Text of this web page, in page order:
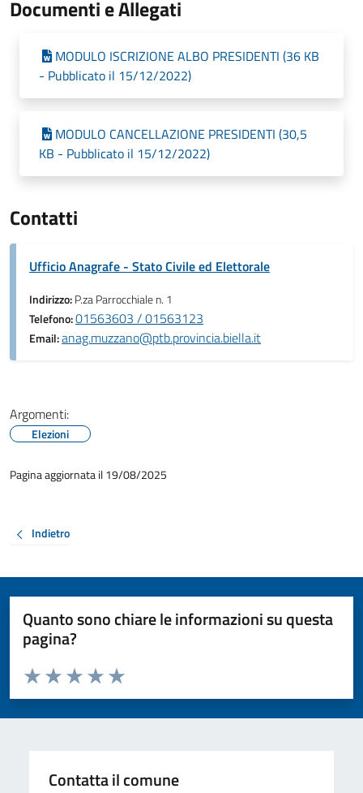
Documenti e Allegati
MODULO ISCRIZIONE ALBO PRESIDENTI (36 KB
- Pubblicato il 15/12/2022)
MODULO CANCELLAZIONE PRESIDENTI (30,5
KB - Pubblicato il 15/12/2022)
Contatti
Ufficio Anagrafe - Stato Civile ed Elettorale
Indirizzo:P.za Parrocchiale n. 1
Telefono:01563603 / 01563123
Email:anag.muzzano@ptb.provincia.biella.it
Argomenti:
Elezioni
Pagina aggiornata il 19/08/2025
Indietro
Quanto sono chiare le informazioni su questa
pagina?
Valuta da 1 a 5 stelle la pagina
Valuta 5 stelle su 5
Valuta 4 stelle su 5
Valuta 3 stelle su 5
Valuta 2 stelle su 5
Valuta 1 stelle su 5
Contatta il comune